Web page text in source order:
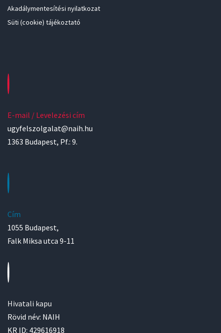
Akadálymentesítési nyilatkozat
Süti (cookie) tájékoztató
E-mail / Levelezési cím
ugyfelszolgalat@naih.hu
1363 Budapest, Pf.: 9.
Cím
1055 Budapest,
Falk Miksa utca 9-11
Hivatali kapu
Rövid név: NAIH
KR ID: 429616918